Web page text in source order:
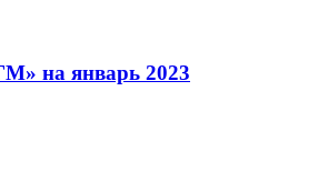
на январь 2023